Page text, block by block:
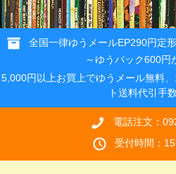
全国一律ゆうメールEP290円定
～ゆうパック600円
5,000円以上お買上でゆうメール無料
ト送料代引手
電話注文：
受付時間：